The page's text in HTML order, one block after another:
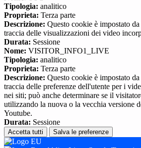
Tipologia: analitico
Proprieta: Terza parte
Descrizione: Questo cookie è impostato
traccia delle visualizzazioni dei video
Durata: Sessione
Nome: VISITOR_INFO1_LIVE
Tipologia: analitico
Proprieta: Terza parte
Descrizione: Questo cookie è impostato
traccia delle preferenze dell'utente per i
nei siti; può anche determinare se il
utilizzando la nuova o la vecchia versione
Youtube.
Durata: Sessione
Accetta tutti Salva le preferenze